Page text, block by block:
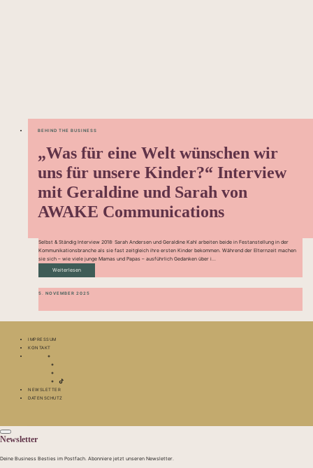
BEHIND THE BUSINESS
„Was für eine Welt wünschen wir
uns für unsere Kinder?“ Interview
mit Geraldine und Sarah von
AWAKE Communications
Selbst & Ständig Interview 2018: Sarah Andersen und Geraldine Kahl arbeiten beide in Festanstellung in der
Kommunikationsbranche als sie fast zeitgleich ihre ersten Kinder bekommen. Während der Elternzeit machen
sie sich – wie viele junge Mamas und Papas – ausführlich Gedanken über i...
Weiterlesen
5. NOVEMBER 2025
IMPRESSUM
KONTAKT
NEWSLETTER
DATENSCHUTZ
Newsletter
Deine Business Besties im Postfach. Abonniere jetzt unseren Newsletter.